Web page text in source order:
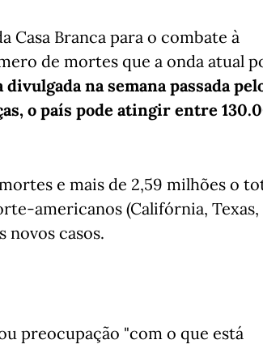
Casa Branca para o combate à
de mortes que a onda atual
na semana passada
o país pode atingir entre
e mais de 2,59 milhões o
americanos (Califórnia, Texas,
novos casos.
preocupação "com o que está